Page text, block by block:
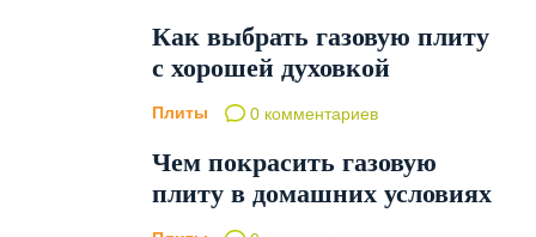
Как выбрать газовую плиту
с хорошей духовкой
Плиты 0 комментариев
Чем покрасить газовую
плиту в домашних условиях